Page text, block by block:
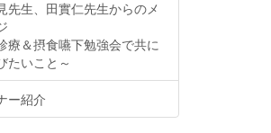
先生、田實仁先生からのメ
療＆摂食嚥下勉強会で共に
たいこと～
ー紹介